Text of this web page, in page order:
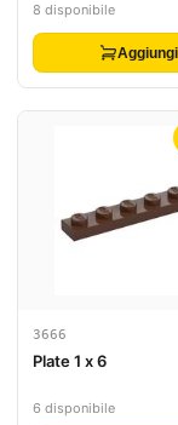
8 disponibile
Aggiungi
3666
Plate 1 x 6
6 disponibile